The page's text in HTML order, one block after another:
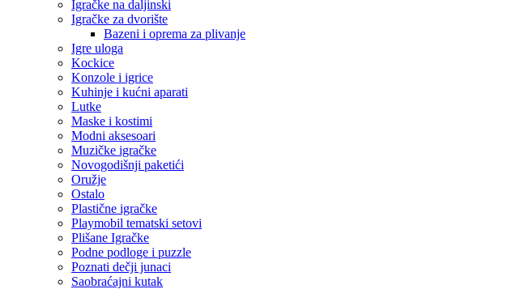
Igračke na daljinski
‎Igračke za dvorište
Bazeni i oprema za plivanje
Igre uloga
Kockice
Konzole i igrice
Kuhinje i kućni aparati
Lutke
Maske i kostimi
Modni aksesoari
Muzičke igračke
Novogodišnji paketići
Oružje
Ostalo
Plastične igračke
Playmobil tematski setovi
Plišane Igračke
Podne podloge i puzzle
Poznati dečji junaci
Saobraćajni kutak